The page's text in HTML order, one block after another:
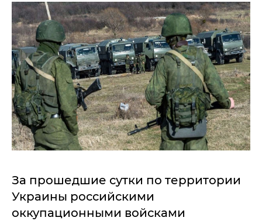
За прошедшие сутки по территории
Украины российскими
оккупационными войсками